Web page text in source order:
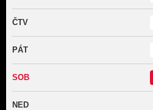
ČTV
PÁT
SOB
NED